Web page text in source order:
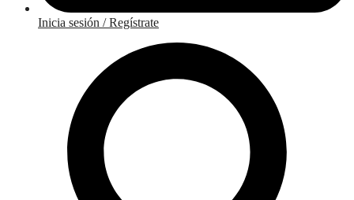
Inicia sesión / Regístrate